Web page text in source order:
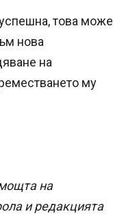
това може
нова
на
му
на
и редакцията